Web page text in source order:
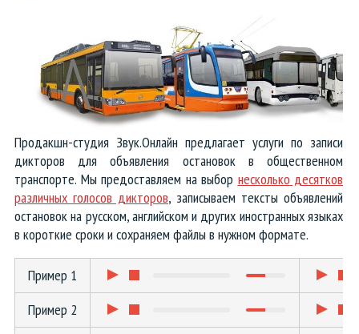
Реклама для торговых центров
Озвучка видео и презентаций
Аудиоролики Черная пятница
Летние аудиоролики
Продакшн-студия Звук.Онлайн предлагает услуги по записи
дикторов для объявления остановок в общественном
транспорте. Мы предоставляем на выбор несколько десятков
различных голосов дикторов, записываем тексты объявлений
остановок на русском, английском и других иностранных языках
в короткие сроки и сохраняем файлы в нужном формате.
Пример 1
Пример 2